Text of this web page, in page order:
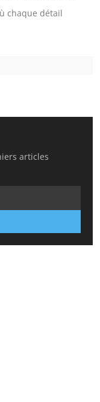
chaque détail
articles